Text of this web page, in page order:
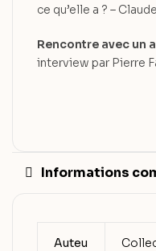
ce qu’elle a ? –
Rencontre avec un
interview par Pierre
Informations
Auteu